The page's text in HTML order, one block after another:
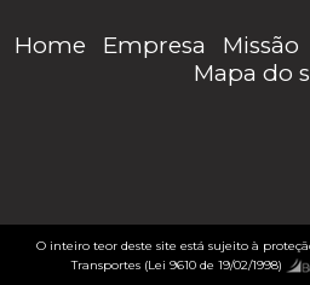
Home Empresa Missão
Mapa do
O inteiro teor deste site está sujeito à
Transportes (Lei 9610 de 19/02/1998)